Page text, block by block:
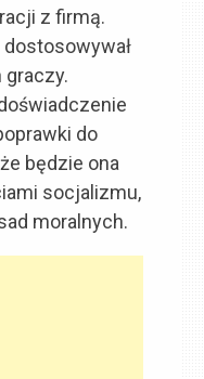
z firmą.
do
będzie ona
socjalizmu,
moralnych.